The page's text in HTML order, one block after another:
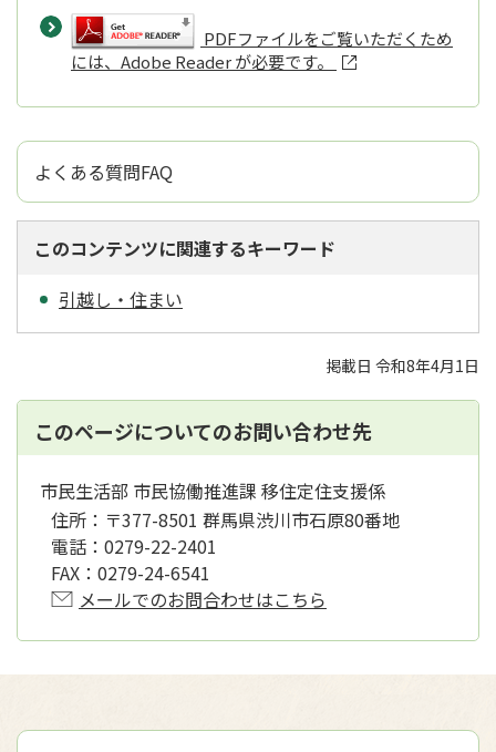
PDFファイルをご覧いただくため
には、Adobe Reader が必要です。
よくある質問FAQ
このコンテンツに関連するキーワード
引越し・住まい
掲載日 令和8年4月1日
このページについてのお問い合わせ先
市民生活部 市民協働推進課 移住定住支援係
住所： 〒377-8501 群馬県渋川市石原80番地
電話： 0279-22-2401
FAX： 0279-24-6541
メールでのお問合わせはこちら